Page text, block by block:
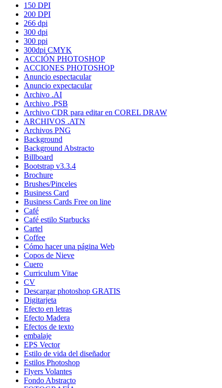
150 DPI
200 DPI
266 dpi
300 dpi
300 ppi
300dpi CMYK
ACCIÓN PHOTOSHOP
ACCIONES PHOTOSHOP
Anuncio espectacular
Anuncio expectacular
Archivo .AI
Archivo .PSB
Archivo CDR para editar en COREL DRAW
ARCHIVOS .ATN
Archivos PNG
Background
Background Abstracto
Billboard
Bootstrap v3.3.4
Brochure
Brushes/Pinceles
Business Card
Business Cards Free on line
Café
Café estilo Starbucks
Cartel
Coffee
Cómo hacer una página Web
Copos de Nieve
Cuero
Curriculum Vitae
CV
Descargar photoshop GRATIS
Digitarjeta
Efecto en letras
Efecto Madera
Efectos de texto
embalaje
EPS Vector
Estilo de vida del diseñador
Estilos Photoshop
Flyers Volantes
Fondo Abstracto